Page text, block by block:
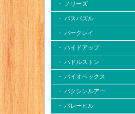
・ ノリーズ
・ バスパズル
・ バークレイ
・ ハイドアップ
・ ハドルストン
・ バイオベックス
・ バクシンルアー
・ バレーヒル